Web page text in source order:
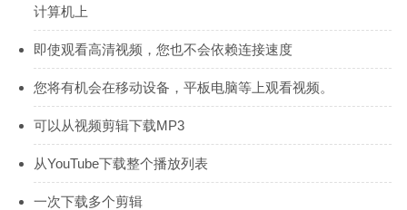
计算机上
即使观看高清视频，您也不会依赖连接速度
您将有机会在移动设备，平板电脑等上观看视频。
可以从视频剪辑下载MP3
从YouTube下载整个播放列表
一次下载多个剪辑